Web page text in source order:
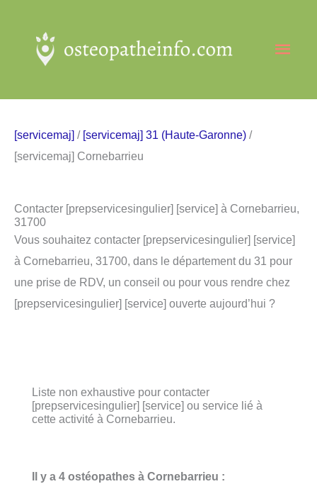
contenu
[servicemaj] / [servicemaj] 31 (Haute-Garonne) /
[servicemaj] Cornebarrieu
Contacter [prepservicesingulier] [service] à Cornebarrieu,
31700
Vous souhaitez contacter [prepservicesingulier] [service]
à Cornebarrieu, 31700, dans le département du 31 pour
une prise de RDV, un conseil ou pour vous rendre chez
[prepservicesingulier] [service] ouverte aujourd’hui ?
Liste non exhaustive pour contacter
[prepservicesingulier] [service] ou service lié à
cette activité à Cornebarrieu.
Il y a 4 ostéopathes à Cornebarrieu :